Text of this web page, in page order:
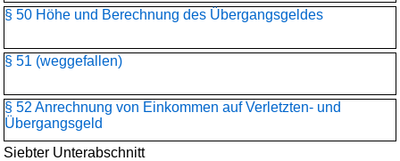
§ 50 Höhe und Berechnung des Übergangsgeldes
§ 51 (weggefallen)
§ 52 Anrechnung von Einkommen auf Verletzten- und
Übergangsgeld
Siebter Unterabschnitt